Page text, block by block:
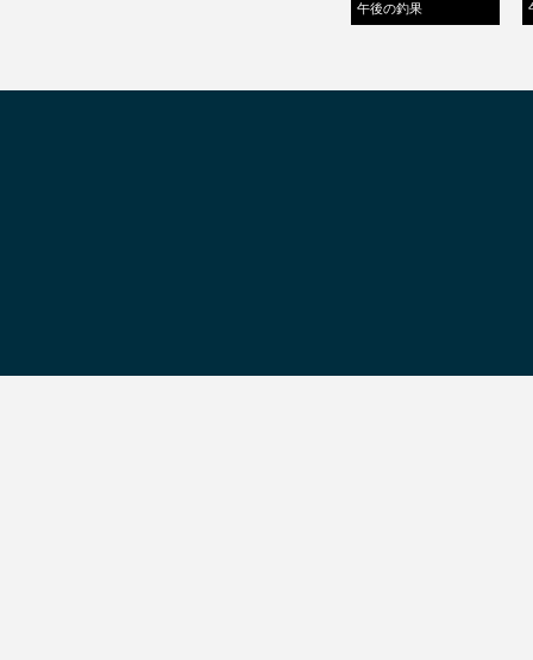
午後の釣果